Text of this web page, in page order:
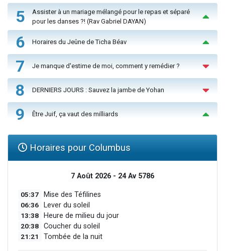
5
Assister à un mariage mélangé pour le repas et séparé
pour les danses ?! (Rav Gabriel DAYAN)
6 Horaires du Jeûne de Ticha Béav
7 Je manque d'estime de moi, comment y remédier ?
8 DERNIERS JOURS : Sauvez la jambe de Yohan
9 Être Juif, ça vaut des milliards
Horaires pour Columbus
7 Août 2026 - 24 Av 5786
05:37 Mise des Téfilines
06:36 Lever du soleil
13:38 Heure de milieu du jour
20:38 Coucher du soleil
21:21 Tombée de la nuit